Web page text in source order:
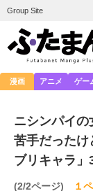
Group Site
漫画 アニメ ゲー
ニシンパイ
苦手だったけ
ブリキャラ」
(2/2ページ) １